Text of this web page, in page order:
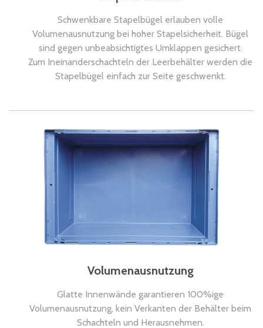
Schwenkbare Stapelbügel erlauben volle
Volumenausnutzung bei hoher Stapelsicherheit. Bügel
sind gegen unbeabsichtigtes Umklappen gesichert.
Zum Ineinanderschachteln der Leerbehälter werden die
Stapelbügel einfach zur Seite geschwenkt.
Volumenausnutzung
Glatte Innenwände garantieren 100%ige
Volumenausnutzung, kein Verkanten der Behälter beim
Schachteln und Herausnehmen.